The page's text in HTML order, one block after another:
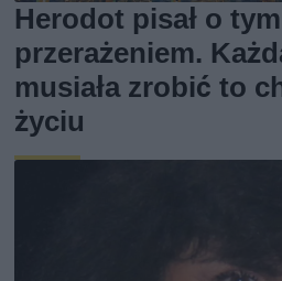
Herodot pisał o
przerażeniem.
musiała zrobić to
życiu